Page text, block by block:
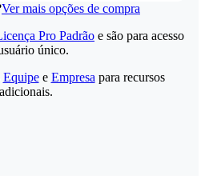
Ver mais opções de compra
Pro Padrão e são para acesso
único.
Equipee Empresa para recursos
adicionais.